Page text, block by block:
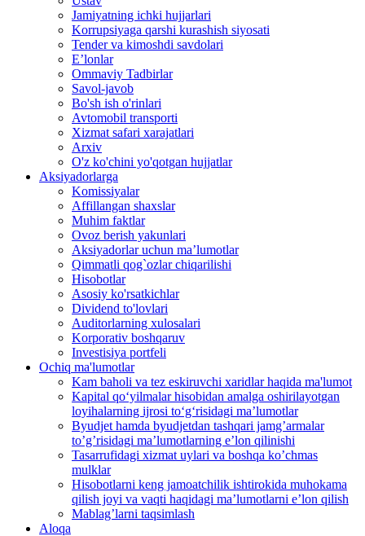
Jamiyatning ichki hujjarlari
Korrupsiyaga qarshi kurashish siyosati
Tender va kimoshdi savdolari
E’lonlar
Ommaviy Tadbirlar
Savol-javob
Bo'sh ish o'rinlari
Avtomobil transporti
Xizmat safari xarajatlari
Arxiv
O'z ko'chini yo'qotgan hujjatlar
Aksiyadorlarga
Komissiyalar
Affillangan shaxslar
Muhim faktlar
Ovoz berish yakunlari
Aksiyadorlar uchun ma’lumotlar
Qimmatli qog`ozlar chiqarilishi
Hisobotlar
Asosiy ko'rsatkichlar
Dividend to'lovlari
Auditorlarning xulosalari
Korporativ boshqaruv
Investisiya portfeli
Ochiq ma'lumotlar
Kam baholi va tez eskiruvchi xaridlar haqida ma'lumot
Kapital qo‘yilmalar hisobidan amalga oshirilayotgan
loyihalarning ijrosi to‘g‘risidagi maʼlumotlar
Byudjet hamda byudjetdan tashqari jamgʼarmalar
toʼgʼrisidagi maʼlumotlarning eʼlon qilinishi
Tasarrufidagi xizmat uylari va boshqa koʼchmas
mulklar
Hisobotlarni keng jamoatchilik ishtirokida muhokama
qilish joyi va vaqti haqidagi maʼlumotlarni eʼlon qilish
Mablag’larni taqsimlash
Aloqa